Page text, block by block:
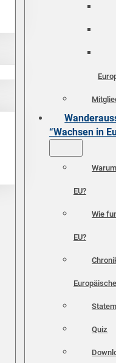
“Wachsen in
EU?
Wie
EU?
Quiz